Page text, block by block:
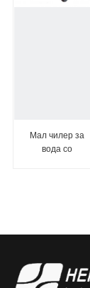
Мал чилер за
вода со